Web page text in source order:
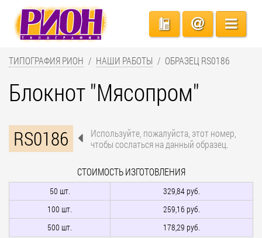
ТИПОГРАФИЯ РИОН НАШИ РАБОТЫ ОБРАЗЕЦ RS0186
Блокнот "Мясопром"
RS0186
Используйте, пожалуйста, этот номер,
чтобы сослаться на данный образец.
СТОИМОСТЬ ИЗГОТОВЛЕНИЯ
50 шт.
329,84 руб.
100 шт.
259,16 руб.
500 шт.
178,29 руб.